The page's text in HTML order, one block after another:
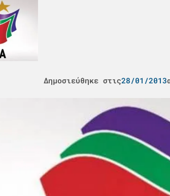
Δημοσιεύθηκε στις28/01/2013